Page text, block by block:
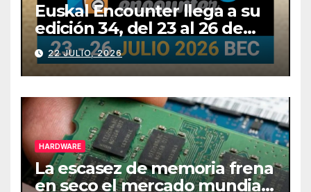
Euskal Encounter llega a su
edición 34, del 23 al 26 de
julio
22 JULIO, 2026
HARDWARE
La escasez de memoria frena
en seco el mercado mundial